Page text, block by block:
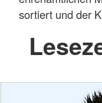
sortiert und der